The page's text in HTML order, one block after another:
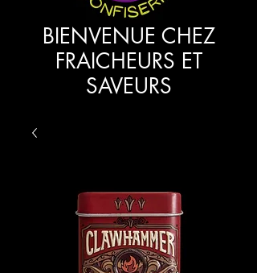
BIENVENUE CHEZ
FRAICHEURS ET
SAVEURS